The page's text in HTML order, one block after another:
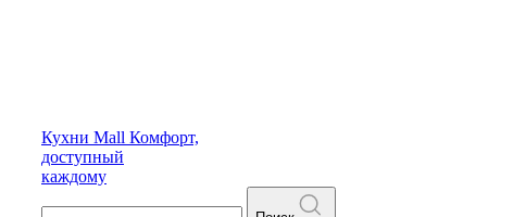
Кухни Mall Комфорт,
доступный
каждому